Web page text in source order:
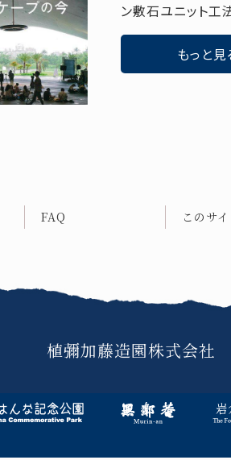
ン敷石ユニット工
もっと見
FAQ このサ
植彌加藤造園株式会社